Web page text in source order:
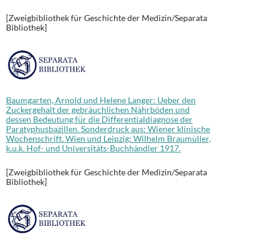
[Zweigbibliothek für Geschichte der Medizin/Separata
Bibliothek]
Baumgarten, Arnold und Helene Langer: Ueber den
Zuckergehalt der gebräuchlichen Nährböden und
dessen Bedeutung für die Differentialdiagnose der
Paratyphusbazillen. Sonderdruck aus: Wiener klinische
Wochenschrift. Wien und Leipzig: Wilhelm Braumüller,
k.u.k. Hof- und Universitäts-Buchhändler 1917.
[Zweigbibliothek für Geschichte der Medizin/Separata
Bibliothek]